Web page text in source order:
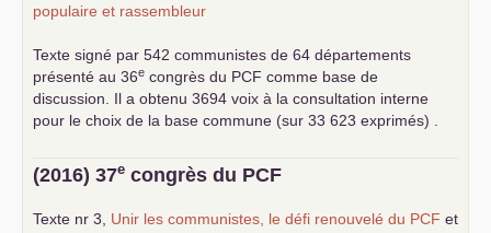
populaire et rassembleur
Texte signé par 542 communistes de 64 départements
présenté au 36e congrès du PCF comme base de
discussion. Il a obtenu 3694 voix à la consultation interne
pour le choix de la base commune (sur 33 623 exprimés) .
(2016) 37e congrès du PCF
Texte nr 3, Unir les communistes, le défi renouvelé du PCF et